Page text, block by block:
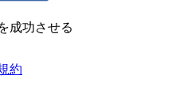
成功させる
約